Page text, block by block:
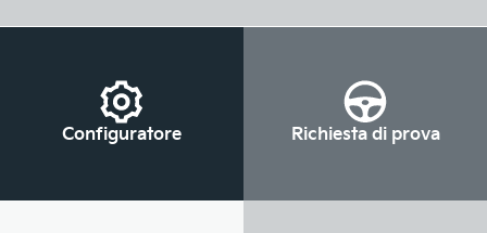
Configuratore Richiesta di prova